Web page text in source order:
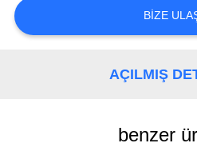
BIZE
AÇILMIŞ
benzer